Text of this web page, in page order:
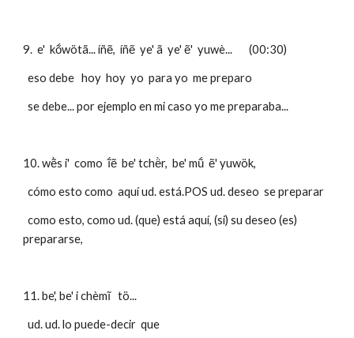
9.  e'  kṍwötã... íñẽ,  íñẽ  ye' ã  ye' ẽ'  yuwè...       (00:30)
  eso debe   hoy  hoy  yo  para yo  me preparo
  se debe... por ejemplo en mi caso yo me preparaba...
10. wẽ̀s i'  como  ĩ́ẽ  be' tchë̀r,  be' mṹ  ẽ' yuwök,
  cómo esto como  aquí ud. está.POS ud. deseo  se preparar
  como esto, como ud. (que) está aquí, (si) su deseo (es)
prepararse,
11. be', be' i chèmĩ   tö...
  ud. ud. lo puede-decir  que